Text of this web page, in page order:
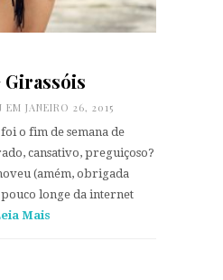
EM JANEIRO 26, 2015
o fim de semana de
cansativo, preguiçoso?
(amém, obrigada
longe da internet
Mais